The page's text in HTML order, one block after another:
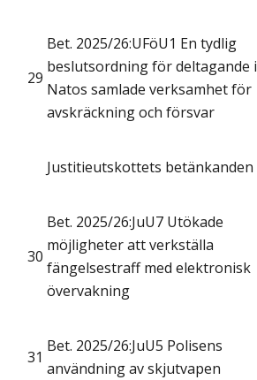
29
Bet. 2025/26:UFöU1 En tydlig
beslutsordning för deltagande i
Natos samlade verksamhet för
avskräckning och försvar
Justitieutskottets betänkanden
30
Bet. 2025/26:JuU7 Utökade
möjligheter att verkställa
fängelsestraff med elektronisk
övervakning
31
Bet. 2025/26:JuU5 Polisens
användning av skjutvapen